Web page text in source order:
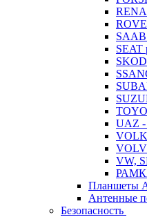
SAAB
SEAT
UAZ -
VW,
Планшеты
Антенные
Безопасность